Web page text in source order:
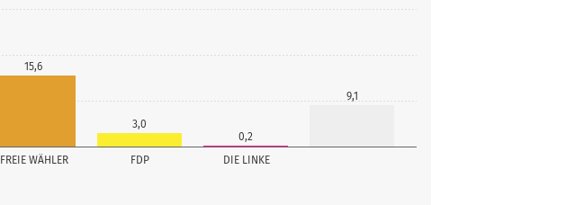
FREIE WÄHLER FDP DIE LINKE
15,6
3,0
0,2
9,1